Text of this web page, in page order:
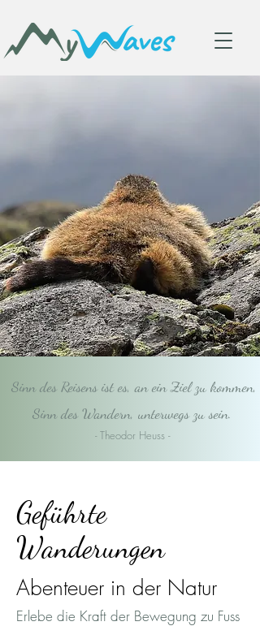
Sinn des Reisens ist es, an ein Ziel zu kommen,
Sinn des Wandern, unterwegs zu sein.
- Theodor Heuss -
Geführte
Wanderungen
Abenteuer in der Natur
Erlebe die Kraft der Bewegung zu Fuss